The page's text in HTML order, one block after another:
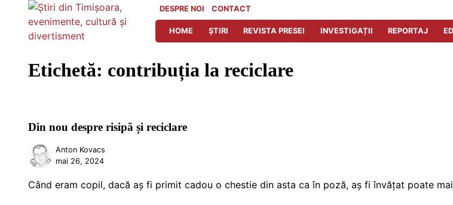
content
DESPRE NOI CONTACT
HOME ȘTIRI REVISTA PRESEI INVESTIGAȚII REPORTAJ
Etichetă: contribuția la reciclare
Din nou despre risipă și reciclare
Anton Kovacs
mai 26, 2024
Când eram copil, dacă aș fi primit cadou o chestie din asta ca în poză, aș fi învățat poate